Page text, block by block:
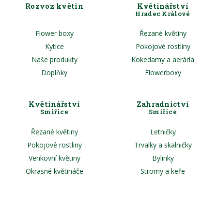
Rozvoz květin
Flower boxy
Kytice
Naše produkty
Doplňky
Květinářství
Hradec Králové
Řezané květiny
Pokojové rostliny
Kokedamy a aerária
Flowerboxy
Květinářství
Smiřice
Řezané květiny
Pokojové rostliny
Venkovní květiny
Okrasné květináče
Zahradnictví
Smiřice
Letničky
Trvalky a skalničky
Bylinky
Stromy a keře